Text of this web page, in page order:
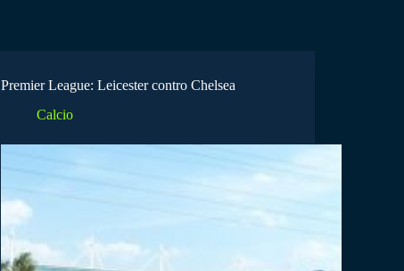
Premier League: Leicester contro Chelsea
Calcio